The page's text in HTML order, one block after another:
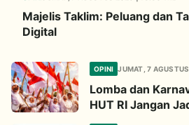
Majelis Taklim: Peluang dan
Digital
OPINI JUMAT, 7
Lomba dan
HUT RI Jangan